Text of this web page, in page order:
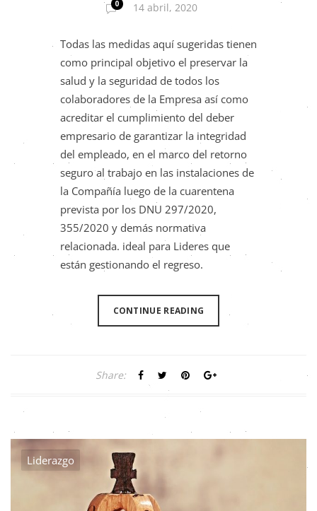
0 14 abril, 2020
Todas las medidas aquí sugeridas tienen
como principal objetivo el preservar la
salud y la seguridad de todos los
colaboradores de la Empresa así como
acreditar el cumplimiento del deber
empresario de garantizar la integridad
del empleado, en el marco del retorno
seguro al trabajo en las instalaciones de
la Compañía luego de la cuarentena
prevista por los DNU 297/2020,
355/2020 y demás normativa
relacionada. ideal para Lideres que
están gestionando el regreso.
CONTINUE READING
Share:
Liderazgo